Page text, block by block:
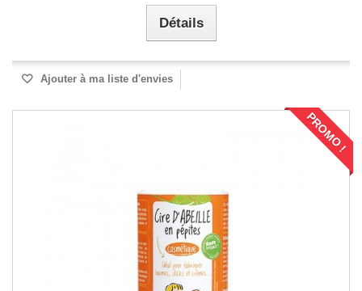
Détails
Ajouter à ma liste d'envies
PROMO !